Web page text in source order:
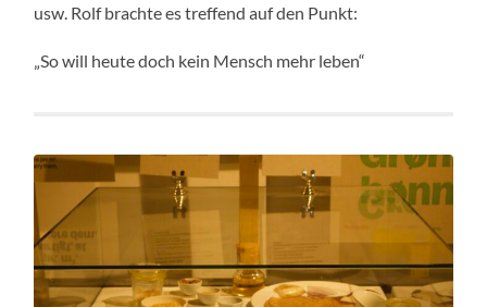
usw. Rolf brachte es treffend auf den Punkt:
„So will heute doch kein Mensch mehr leben“